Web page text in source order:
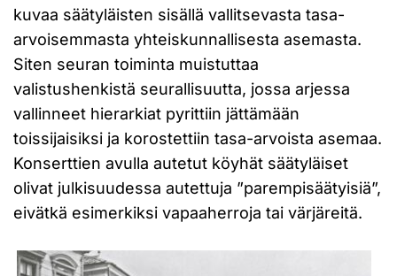
kuvaa säätyläisten sisällä vallitsevasta tasa-
arvoisemmasta yhteiskunnallisesta asemasta.
Siten seuran toiminta muistuttaa
valistushenkistä seurallisuutta, jossa arjessa
vallinneet hierarkiat pyrittiin jättämään
toissijaisiksi ja korostettiin tasa-arvoista asemaa.
Konserttien avulla autetut köyhät säätyläiset
olivat julkisuudessa autettuja ”parempisäätyisiä”,
eivätkä esimerkiksi vapaaherroja tai värjäreitä.